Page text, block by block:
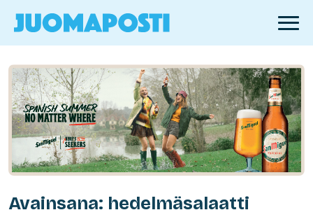
Avainsana: hedelmäsalaatti